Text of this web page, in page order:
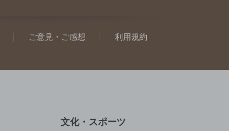
ご意見・ご感想 利用規約
文化・スポーツ